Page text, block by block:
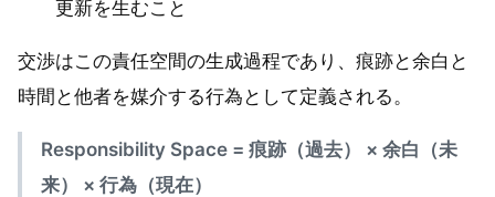
更新を生むこと
交渉はこの責任空間の生成過程であり、痕跡と余白と
時間と他者を媒介する行為として定義される。
Responsibility Space = 痕跡（過去） × 余白（未
来） × 行為（現在）